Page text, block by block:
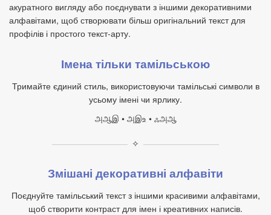
акуратного вигляду або поєднувати з іншими декоративними
алфавітами, щоб створювати більш оригінальний текст для
профілів і простого текст‑арту.
Імена тільки тамільською
Тримайте єдиний стиль, використовуючи тамільські символи в
усьому імені чи ярлику.
அஆஇ • அஇஉ • ஃஅஆ
✧
Змішані декоративні алфавіти
Поєднуйте тамільський текст з іншими красивими алфавітами,
щоб створити контраст для імен і креативних написів.